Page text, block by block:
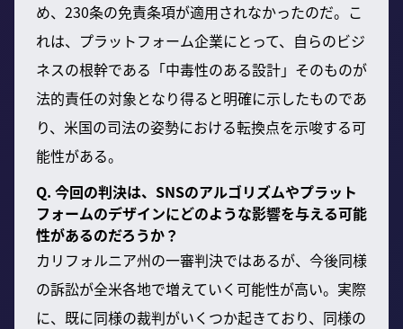
め、230条の免責条項が適用されなかったのだ。こ
れは、プラットフォーム企業にとって、自らのビジ
ネスの根幹である「中毒性のある設計」そのものが
法的責任の対象となり得ると明確に示したものであ
り、米国の司法の姿勢における転換点を示唆する可
能性がある。
Q. 今回の判決は、SNSのアルゴリズムやプラット
フォームのデザインにどのような影響を与える可能
性があるのだろうか？
カリフォルニア州の一審判決ではあるが、今後同様
の訴訟が全米各地で増えていく可能性が高い。実際
に、既に同様の裁判がいくつか起きており、同様の